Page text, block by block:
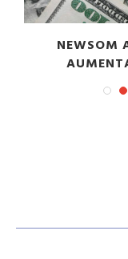
NEWSOM